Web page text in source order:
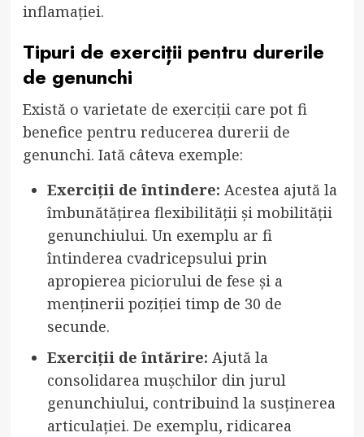
inflamației.
Tipuri de exerciții pentru durerile
de genunchi
Există o varietate de exerciții care pot fi
benefice pentru reducerea durerii de
genunchi. Iată câteva exemple:
Exerciții de întindere: Acestea ajută la
îmbunătățirea flexibilității și mobilității
genunchiului. Un exemplu ar fi
întinderea cvadricepsului prin
apropierea piciorului de fese și a
menținerii poziției timp de 30 de
secunde.
Exerciții de întărire: Ajută la
consolidarea mușchilor din jurul
genunchiului, contribuind la susținerea
articulației. De exemplu, ridicarea